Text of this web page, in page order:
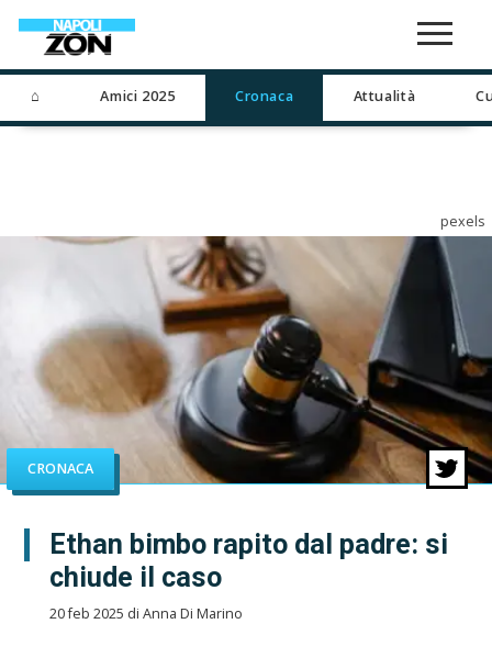
⌂ Amici 2025 Cronaca Attualità
pexels
CRONACA
Ethan bimbo rapito dal padre: si
chiude il caso
20 feb 2025 di Anna Di Marino